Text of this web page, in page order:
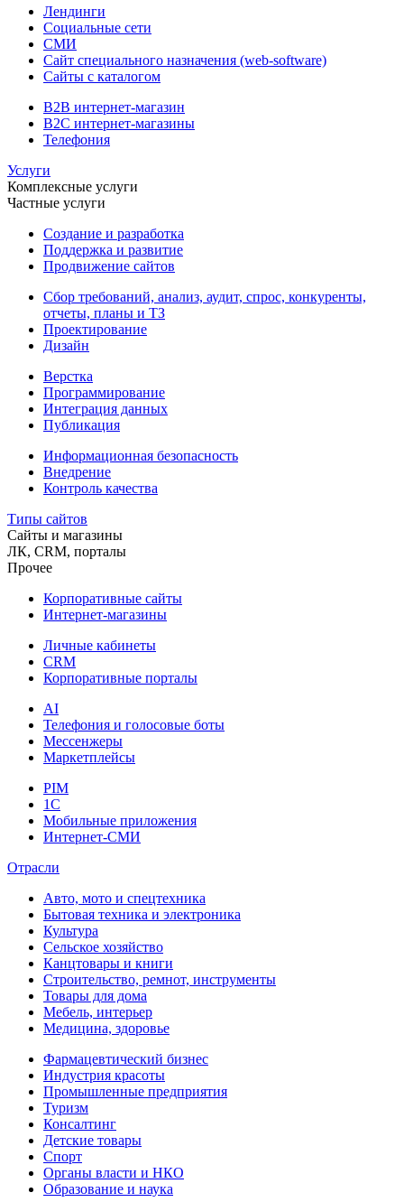
Лендинги
Социальные сети
СМИ
Сайт специального назначения (web-software)
Сайты с каталогом
B2B интернет-магазин
B2C интернет-магазины
Телефония
Услуги
Комплексные услуги
Частные услуги
Создание и разработка
Поддержка и развитие
Продвижение сайтов
Сбор требований, анализ, аудит, спрос, конкуренты,
отчеты, планы и ТЗ
Проектирование
Дизайн
Верстка
Программирование
Интеграция данных
Публикация
Информационная безопасность
Внедрение
Контроль качества
Типы сайтов
Сайты и магазины
ЛК, CRM, порталы
Прочее
Корпоративные сайты
Интернет-магазины
Личные кабинеты
CRM
Корпоративные порталы
AI
Телефония и голосовые боты
Мессенжеры
Маркетплейсы
PIM
1C
Мобильные приложения
Интернет-СМИ
Отрасли
Авто, мото и спецтехника
Бытовая техника и электроника
Культура
Сельское хозяйство
Канцтовары и книги
Строительство, ремнот, инструменты
Товары для дома
Мебель, интерьер
Медицина, здоровье
Фармацевтический бизнес
Индустрия красоты
Промышленные предприятия
Туризм
Консалтинг
Детские товары
Спорт
Органы власти и НКО
Образование и наука